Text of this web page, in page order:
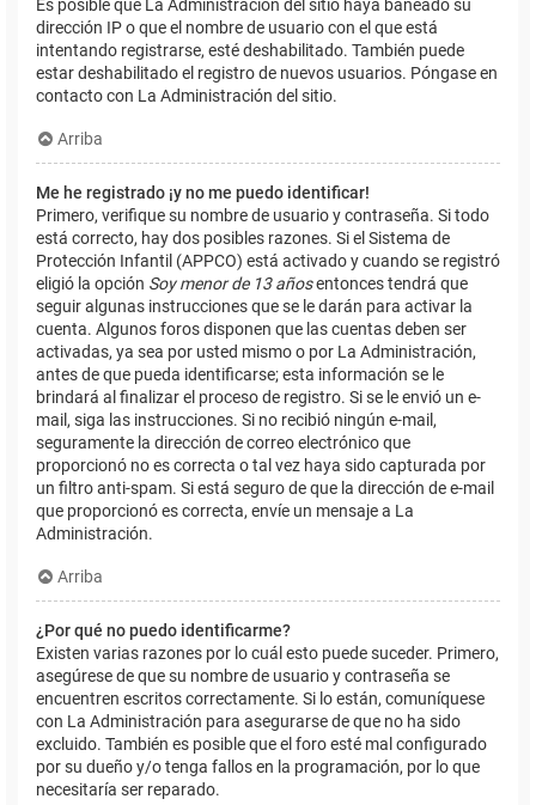
Es posible que La Administración del sitio haya baneado su
dirección IP o que el nombre de usuario con el que está
intentando registrarse, esté deshabilitado. También puede
estar deshabilitado el registro de nuevos usuarios. Póngase en
contacto con La Administración del sitio.
Arriba
Me he registrado ¡y no me puedo identificar!
Primero, verifique su nombre de usuario y contraseña. Si todo
está correcto, hay dos posibles razones. Si el Sistema de
Protección Infantil (APPCO) está activado y cuando se registró
eligió la opción Soy menor de 13 añosentonces tendrá que
seguir algunas instrucciones que se le darán para activar la
cuenta. Algunos foros disponen que las cuentas deben ser
activadas, ya sea por usted mismo o por La Administración,
antes de que pueda identificarse; esta información se le
brindará al finalizar el proceso de registro. Si se le envió un e-
mail, siga las instrucciones. Si no recibió ningún e-mail,
seguramente la dirección de correo electrónico que
proporcionó no es correcta o tal vez haya sido capturada por
un filtro anti-spam. Si está seguro de que la dirección de e-mail
que proporcionó es correcta, envíe un mensaje a La
Administración.
Arriba
¿Por qué no puedo identificarme?
Existen varias razones por lo cuál esto puede suceder. Primero,
asegúrese de que su nombre de usuario y contraseña se
encuentren escritos correctamente. Si lo están, comuníquese
con La Administración para asegurarse de que no ha sido
excluido. También es posible que el foro esté mal configurado
por su dueño y/o tenga fallos en la programación, por lo que
necesitaría ser reparado.